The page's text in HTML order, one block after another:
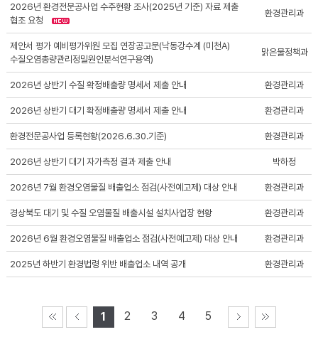
2026년 환경전문공사업 수주현황 조사(2025년 기준) 자료 제출
협조 요청
환경관리과
제안서 평가 예비평가위원 모집 연장공고문(낙동강수계 (미천A)
수질오염총량관리정밀원인분석연구용역)
맑은물정책과
2026년 상반기 수질 확정배출량 명세서 제출 안내 환경관리과
2026년 상반기 대기 확정배출량 명세서 제출 안내 환경관리과
환경전문공사업 등록현황(2026.6.30.기준) 환경관리과
2026년 상반기 대기 자가측정 결과 제출 안내 박하정
2026년 7월 환경오염물질 배출업소 점검(사전예고제) 대상 안내 환경관리과
경상북도 대기 및 수질 오염물질 배출시설 설치사업장 현황 환경관리과
2026년 6월 환경오염물질 배출업소 점검(사전예고제) 대상 안내 환경관리과
2025년 하반기 환경법령 위반 배출업소 내역 공개 환경관리과
1 2 3 4 5